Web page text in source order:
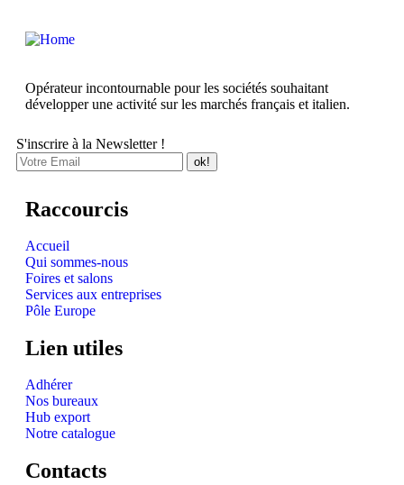
Opérateur incontournable pour les sociétés souhaitant
développer une activité sur les marchés français et italien.
S'inscrire à la Newsletter !
Raccourcis
Accueil
Qui sommes-nous
Foires et salons
Services aux entreprises
Pôle Europe
Lien utiles
Adhérer
Nos bureaux
Hub export
Notre catalogue
Contacts